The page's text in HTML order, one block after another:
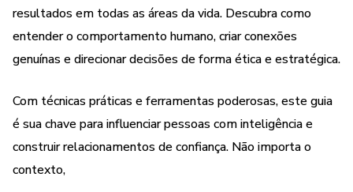
resultados em todas as áreas da vida. Descubra como
entender o comportamento humano, criar conexões
genuínas e direcionar decisões de forma ética e estratégica.
Com técnicas práticas e ferramentas poderosas, este guia
é sua chave para influenciar pessoas com inteligência e
construir relacionamentos de confiança. Não importa o
contexto,